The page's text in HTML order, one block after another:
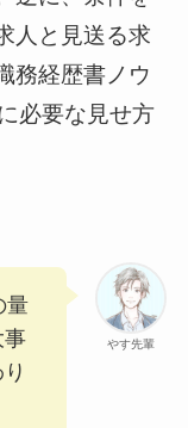
人と見送る求
務経歴書ノウ
必要な見せ方
やす先輩
量
事